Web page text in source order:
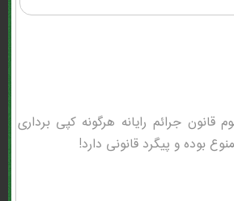
فصل سوم قانون جرائم رایانه هرگونه کپی برداری
بوده و پیگرد قانونی دارد!